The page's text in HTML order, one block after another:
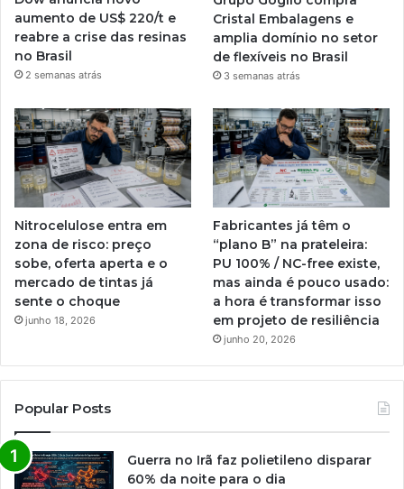
aumento de US$ 220/t e
reabre a crise das resinas
no Brasil
2 semanas atrás
Cristal Embalagens e
amplia domínio no setor
de flexíveis no Brasil
3 semanas atrás
Nitrocelulose entra em
zona de risco: preço
sobe, oferta aperta e o
mercado de tintas já
sente o choque
junho 18, 2026
Fabricantes já têm o
“plano B” na prateleira:
PU 100% / NC-free existe,
mas ainda é pouco usado:
a hora é transformar isso
em projeto de resiliência
junho 20, 2026
Popular Posts
Guerra no Irã faz polietileno disparar
60% da noite para o dia